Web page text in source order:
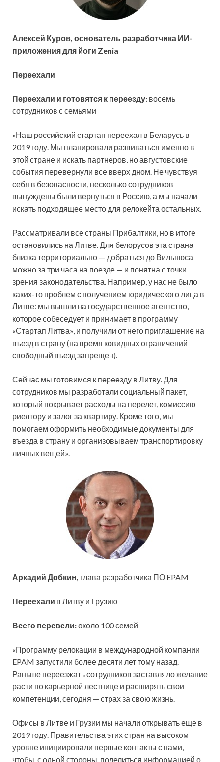
Алексей Куров, основатель разработчика ИИ-
приложения для йоги Zenia
Переехали
Переехали и готовятся к переезду: восемь
сотрудников с семьями
«Наш российский стартап переехал в Беларусь в
2019 году. Мы планировали развиваться именно в
этой стране и искать партнеров, но августовские
события перевернули все вверх дном. Не чувствуя
себя в безопасности, несколько сотрудников
вынуждены были вернуться в Россию, а мы начали
искать подходящее место для релокейта остальных.
Рассматривали все страны Прибалтики, но в итоге
остановились на Литве. Для белорусов эта страна
близка территориально — добраться до Вильнюса
можно за три часа на поезде — и понятна с точки
зрения законодательства. Например, у нас не было
каких-то проблем с получением юридического лица в
Литве: мы вышли на государственное агентство,
которое собеседует и принимает в программу
«Стартап Литва», и получили от него приглашение на
въезд в страну (на время ковидных ограничений
свободный въезд запрещен).
Сейчас мы готовимся к переезду в Литву. Для
сотрудников мы разработали социальный пакет,
который покрывает расходы на перелет, комиссию
риелтору и залог за квартиру. Кроме того, мы
помогаем оформить необходимые документы для
въезда в страну и организовываем транспортировку
личных вещей».
Аркадий Добкин, глава разработчика ПО EPAM
Переехали в Литву и Грузию
Всего перевели:около 100 семей
«Программу релокации в международной компании
EPAM запустили более десяти лет тому назад.
Раньше переезжать сотрудников заставляло желание
расти по карьерной лестнице и расширять свои
компетенции, сегодня — страх за свою жизнь.
Офисы в Литве и Грузии мы начали открывать еще в
2019 году. Правительства этих стран на высоком
уровне инициировали первые контакты с нами,
чтобы, с одной стороны, поделиться информацией о